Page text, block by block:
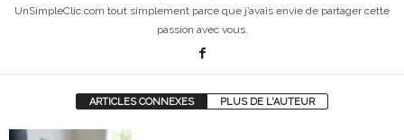
UnSimpleClic.com tout simplement parce que j’avais envie de partager cette
passion avec vous.
ARTICLES CONNEXES PLUS DE L'AUTEUR